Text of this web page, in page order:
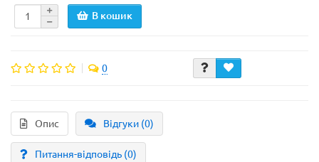
В кошик
0
Опис Відгуки (0)
Питання-відповідь (0)